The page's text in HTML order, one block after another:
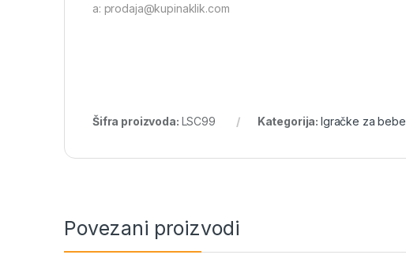
a: prodaja@kupinaklik.com
Šifra proizvoda: LSC99 Kategorija: Igračke za bebe
Povezani proizvodi